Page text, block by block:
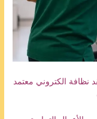
نظافة الكتروني معتمد